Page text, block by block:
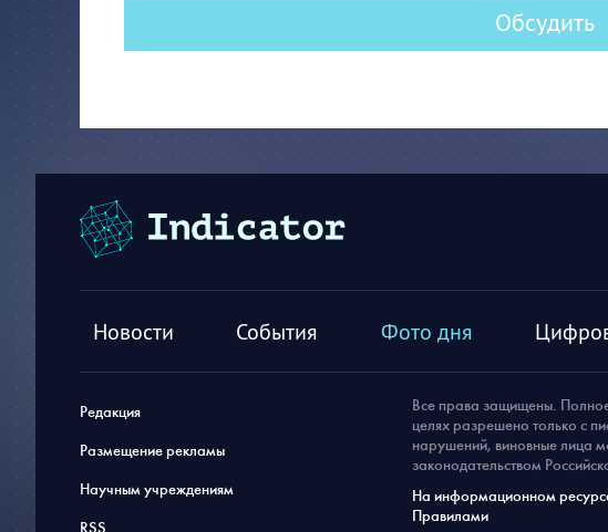
Обсудить
Новости События Фото дня
Редакция
Размещение рекламы
Научным учреждениям
RSS
Все права защищены.
целях разрешено только с
нарушений, виновные лица
законодательством
На информационном ресурсе
Правилами